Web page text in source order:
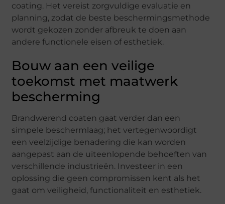
coating. Het vereist zorgvuldige evaluatie en
planning, zodat de beste beschermingsmethode
wordt gekozen zonder afbreuk te doen aan
andere functionele eisen of esthetiek.
Bouw aan een veilige
toekomst met maatwerk
bescherming
Brandwerend coaten gaat verder dan een
simpele beschermlaag; het vertegenwoordigt
een veelzijdige benadering die kan worden
aangepast aan de uiteenlopende behoeften van
verschillende industrieën. Investeer in een
oplossing die geen compromissen kent als het
gaat om veiligheid, functionaliteit en esthetiek.